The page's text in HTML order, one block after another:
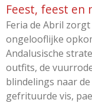
Feest, feest en
Feria de Abril
ongelooflijke
Andalusische
outfits, de
blindelings naar
gefrituurde vis,